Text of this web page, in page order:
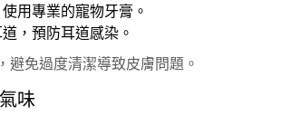
用專業的寵物牙膏。
，預防耳道感染。
避免過度清潔導致皮膚問題。
味